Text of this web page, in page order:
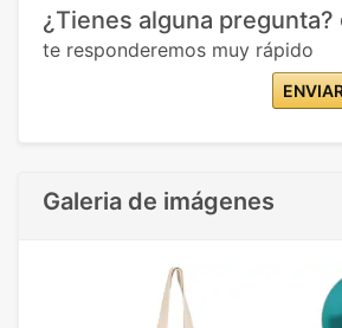
¿Tienes alguna pregunta?
te responderemos muy rápido
Galeria de imágenes